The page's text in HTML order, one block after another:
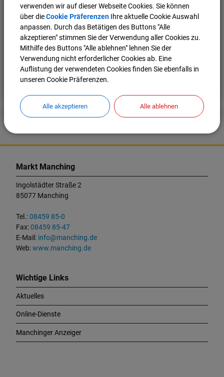
Busfahrplan der Linie 16 als PDF
Nach oben
Markt Manching
Ingolstädter Straße 2
85077 Manching
Tel.:08459 85-0
Fax:08459 85-47
E-Mail: info@manching.de
Web:www.manching.de
Wichtige Links
Aktuelles
Online-Dienste
Manchinger Anzeiger
verwenden wir auf dieser Webseite Cookies. Sie können
über dieCookie Präferenzen Ihre aktuelle Cookie Auswahl
anpassen. Durch das Betätigen des Buttons "Alle
akzeptieren" stimmen Sie der Verwendung aller Cookies zu.
Mithilfe des Buttons "Alle ablehnen" lehnen Sie der
Verwendung nicht erforderlicher Cookies ab. Eine
Auflistung der verwendeten Cookies finden Sie ebenfalls in
unseren Cookie Präferenzen.
Alle akzeptieren Alle ablehnen